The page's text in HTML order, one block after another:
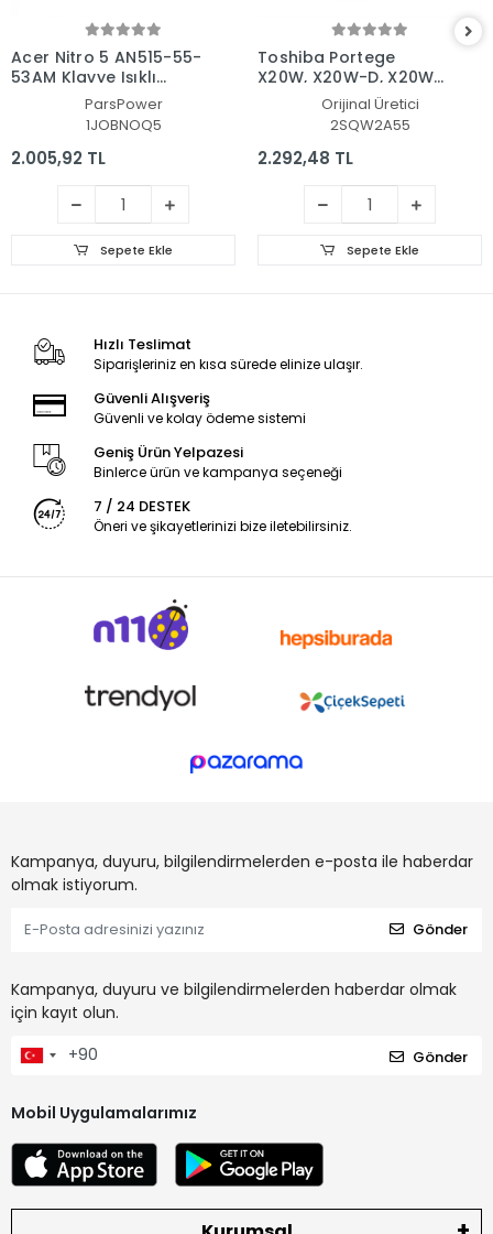
Acer Nitro 5 AN515-55-
53AM Klavye Işıklı
(Siyah TR)ParsPower
1JOBNOQ5
2.005,92 TL
Sepete Ekle
Toshiba Portege
X20W, X20W-D, X20W-
E Adaptör Şarj Aleti-
Orijinal Üretici
2SQW2A55
2.292,48 TL
Sepete Ekle
Hızlı Teslimat
Siparişleriniz en kısa sürede elinize ulaşır.
Güvenli Alışveriş
Güvenli ve kolay ödeme sistemi
Geniş Ürün Yelpazesi
Binlerce ürün ve kampanya seçeneği
7 / 24 DESTEK
Öneri ve şikayetlerinizi bize iletebilirsiniz.
Kampanya, duyuru, bilgilendirmelerden e-posta ile haberdar
olmak istiyorum.
Gönder
Kampanya, duyuru ve bilgilendirmelerden haberdar olmak
için kayıt olun.
Gönder
Mobil Uygulamalarımız